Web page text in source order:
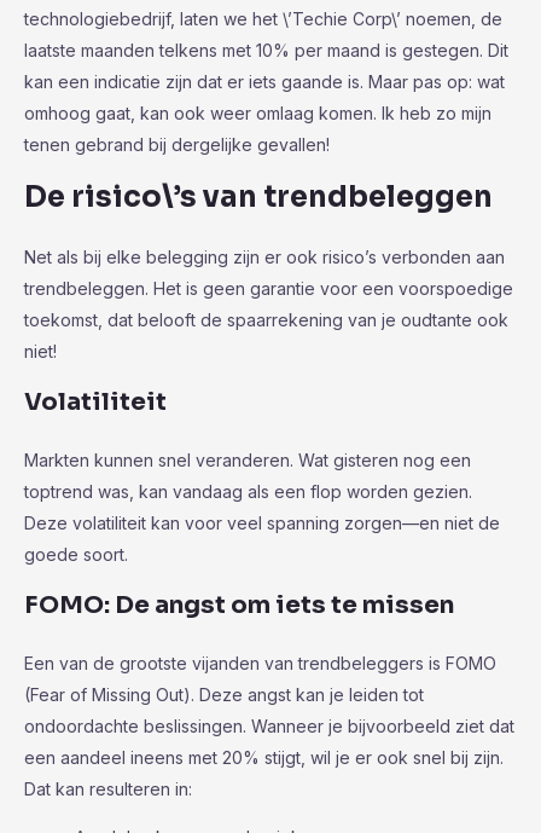
technologiebedrijf, laten we het \’Techie Corp\’ noemen, de
laatste maanden telkens met 10% per maand is gestegen. Dit
kan een indicatie zijn dat er iets gaande is. Maar pas op: wat
omhoog gaat, kan ook weer omlaag komen. Ik heb zo mijn
tenen gebrand bij dergelijke gevallen!
De risico\’s van trendbeleggen
Net als bij elke belegging zijn er ook risico’s verbonden aan
trendbeleggen. Het is geen garantie voor een voorspoedige
toekomst, dat belooft de spaarrekening van je oudtante ook
niet!
Volatiliteit
Markten kunnen snel veranderen. Wat gisteren nog een
toptrend was, kan vandaag als een flop worden gezien.
Deze volatiliteit kan voor veel spanning zorgen—en niet de
goede soort.
FOMO: De angst om iets te missen
Een van de grootste vijanden van trendbeleggers is FOMO
(Fear of Missing Out). Deze angst kan je leiden tot
ondoordachte beslissingen. Wanneer je bijvoorbeeld ziet dat
een aandeel ineens met 20% stijgt, wil je er ook snel bij zijn.
Dat kan resulteren in: